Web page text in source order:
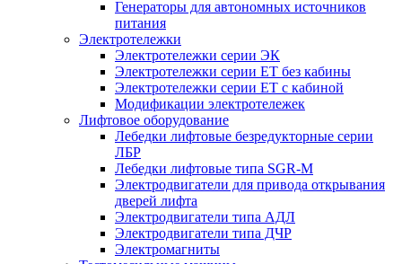
Генераторы для автономных источников
питания
Электротележки
Электротележки серии ЭК
Электротележки серии ЕТ без кабины
Электротележки серии ЕТ с кабиной
Модификации электротележек
Лифтовое оборудование
Лебедки лифтовые безредукторные серии
ЛБР
Лебедки лифтовые типа SGR-M
Электродвигатели для привода открывания
дверей лифта
Электродвигатели типа АДЛ
Электродвигатели типа ДЧР
Электромагниты